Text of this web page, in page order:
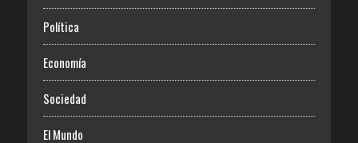
Política
Economía
Sociedad
El Mundo